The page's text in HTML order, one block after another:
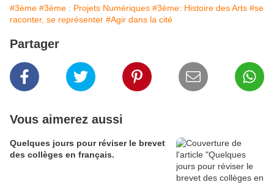
#3ème #3ème : Projets Numériques #3ème: Histoire des Arts #se
raconter, se représenter #Agir dans la cité
Partager
Vous aimerez aussi
Quelques jours pour réviser le brevet
des collèges en français.